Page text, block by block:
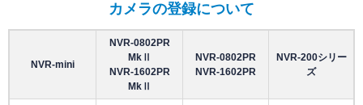
カメラの登録について
NVR-mini
NVR-0802PR
MkⅡ
NVR-1602PR
MkⅡ
NVR-0802PR
NVR-1602PR
NVR-200シリー
ズ